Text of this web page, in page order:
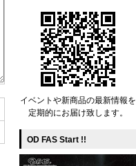
イベントや新商品の最新情報を
定期的にお届け致します。
OD FAS Start !!